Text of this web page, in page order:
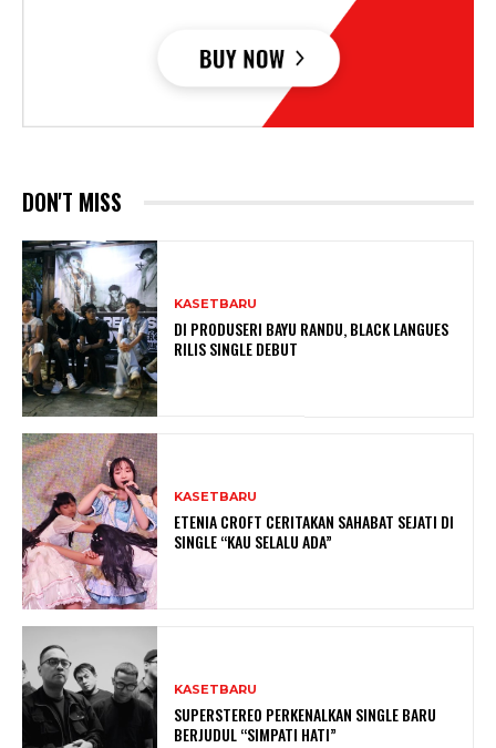
DON'T MISS
KASETBARU
DI PRODUSERI BAYU RANDU, BLACK LANGUES
RILIS SINGLE DEBUT
KASETBARU
ETENIA CROFT CERITAKAN SAHABAT SEJATI DI
SINGLE “KAU SELALU ADA”
KASETBARU
SUPERSTEREO PERKENALKAN SINGLE BARU
BERJUDUL “SIMPATI HATI”